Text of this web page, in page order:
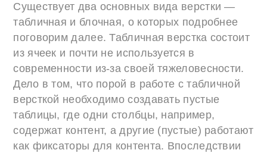
Существует два основных вида верстки —
табличная и блочная, о которых подробнее
поговорим далее. Табличная верстка состоит
из ячеек и почти не используется в
современности из-за своей тяжеловесности.
Дело в том, что порой в работе с табличной
версткой необходимо создавать пустые
таблицы, где одни столбцы, например,
содержат контент, а другие (пустые) работают
как фиксаторы для контента. Впоследствии